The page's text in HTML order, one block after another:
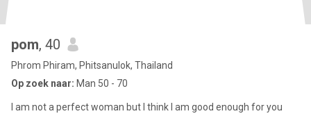
pom, 40
Phrom Phiram, Phitsanulok, Thailand
Op zoek naar: Man 50 - 70
I am not a perfect woman but I think I am good enough for you